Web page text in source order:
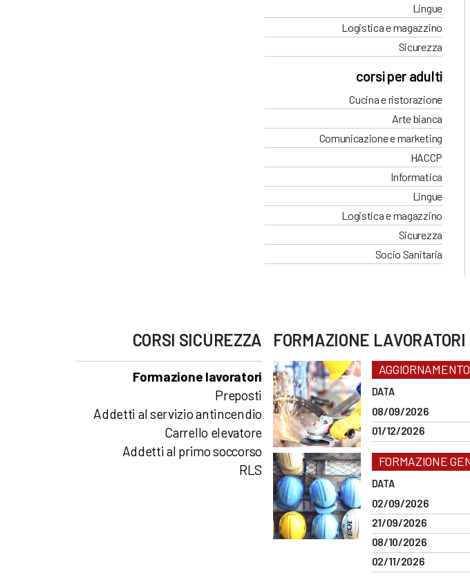
Lingue
Logistica e magazzino
Sicurezza
corsi per adulti
Cucina e ristorazione
Arte bianca
Comunicazione e marketing
HACCP
Informatica
Lingue
Logistica e magazzino
Sicurezza
Socio Sanitaria
CORSI SICUREZZA
Preposti
Formazione lavoratori
Addetti al servizio antincendio
Carrello elevatore
Addetti al primo soccorso
RLS
FORMAZIONE LAVORATORI
AGGIORNAMENTO
DATA
08/09/2026
01/12/2026
FORMAZIONE
DATA
02/09/2026
21/09/2026
08/10/2026
02/11/2026